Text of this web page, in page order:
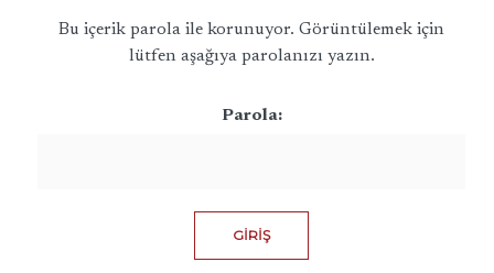
Bu içerik parola ile korunuyor. Görüntülemek için
lütfen aşağıya parolanızı yazın.
Parola: